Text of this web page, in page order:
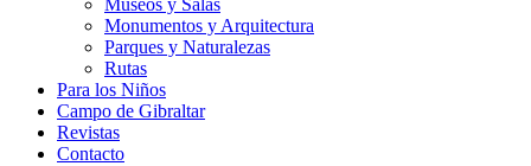
Museos y Salas
Monumentos y Arquitectura
Parques y Naturalezas
Rutas
Para los Niños
Campo de Gibraltar
Revistas
Contacto